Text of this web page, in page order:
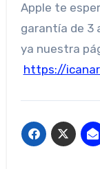
Apple te
garantía de 3
ya nuestra
https://